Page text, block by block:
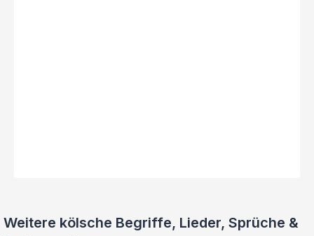
Weitere kölsche Begriffe, Lieder, Sprüche &